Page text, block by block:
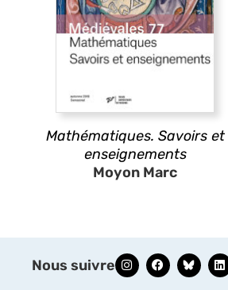
Mathématiques. Savoirs et
enseignements
Moyon Marc
Nous suivre